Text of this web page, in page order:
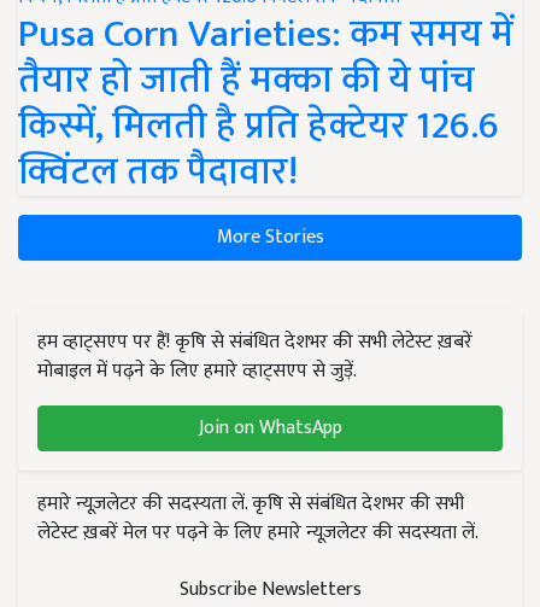
Pusa Corn Varieties: कम समय में
तैयार हो जाती हैं मक्का की ये पांच
किस्में, मिलती है प्रति हेक्टेयर 126.6
क्विंटल तक पैदावार!
More Stories
हम व्हाट्सएप पर हैं! कृषि से संबंधित देशभर की सभी लेटेस्ट ख़बरें
मोबाइल में पढ़ने के लिए हमारे व्हाट्सएप से जुड़ें.
Join on WhatsApp
हमारे न्यूज़लेटर की सदस्यता लें. कृषि से संबंधित देशभर की सभी
लेटेस्ट ख़बरें मेल पर पढ़ने के लिए हमारे न्यूज़लेटर की सदस्यता लें.
Subscribe Newsletters